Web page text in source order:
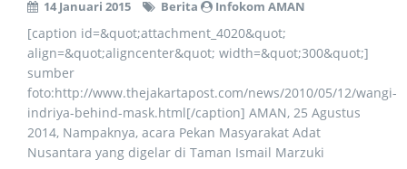
14 Januari 2015 Berita Infokom AMAN
[caption id=&quot;attachment_4020&quot;
align=&quot;aligncenter&quot; width=&quot;300&quot;]
sumber
foto:http://www.thejakartapost.com/news/2010/05/12/wangi-
indriya-behind-mask.html[/caption] AMAN, 25 Agustus
2014, Nampaknya, acara Pekan Masyarakat Adat
Nusantara yang digelar di Taman Ismail Marzuki